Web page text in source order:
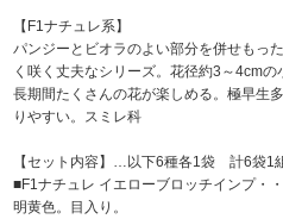
【F1ナチュレ系】
パンジーとビオラのよい部分を併せもっ
く咲く丈夫なシリーズ。花径約3～4cmの
長期間たくさんの花が楽しめる。極早生
りやすい。スミレ科
【セット内容】…以下6種各1袋 計6袋1
■F1ナチュレ イエローブロッチインプ・
明黄色。目入り。